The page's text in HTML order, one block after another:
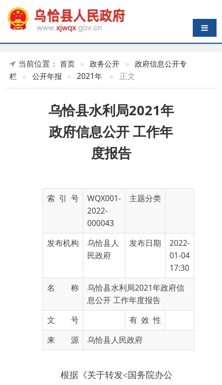
导航切换
栏 » 公开年报 » 2021年 » 正文
政府信息公开 工作年
度报告
2022-
000043
乌恰县人
民政府
乌恰县水利局2021年政府信
文 号 有 效 性
乌恰县人民政府
根据《关于转发<国务院办公
厅政府信息与政务公开办公室关于
项的通知>的通知》《国务院办公